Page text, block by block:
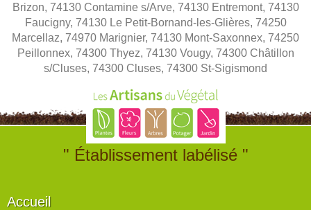
Brizon, 74130 Contamine s/Arve, 74130 Entremont, 74130
Faucigny, 74130 Le Petit-Bornand-les-Glières, 74250
Marcellaz, 74970 Marignier, 74130 Mont-Saxonnex, 74250
Peillonnex, 74300 Thyez, 74130 Vougy, 74300 Châtillon
s/Cluses, 74300 Cluses, 74300 St-Sigismond
" Établissement labélisé "
Accueil